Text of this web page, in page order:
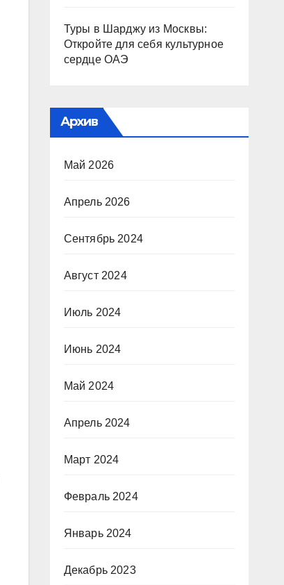
Туры в Шарджу из Москвы:
Откройте для себя культурное
сердце ОАЭ
Архив
Май 2026
Апрель 2026
Сентябрь 2024
Август 2024
Июль 2024
Июнь 2024
Май 2024
Апрель 2024
Март 2024
Февраль 2024
Январь 2024
Декабрь 2023